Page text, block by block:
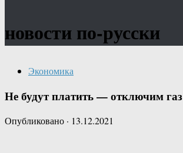
новости по-русски
Экономика
Не будут платить — отключим газ
Опубликовано · 13.12.2021